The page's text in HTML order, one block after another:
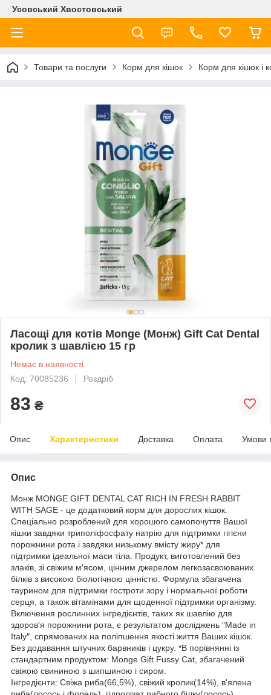
Усовський Хвостовський
Товари та послуги Корм для кішок Корм для кішок і
Ласощі для котів Monge (Монж) Gift Cat Dental
кролик з шавлією 15 гр
Немає в наявності
Код: 70085236
Роздріб
83 ₴
Опис Характеристики Доставка Оплата Умови
Опис
Монж MONGE GIFT DENTAL CAT RICH IN FRESH RABBIT
WITH SAGE - це додатковий корм для дорослих кішок.
Спеціально розроблений для хорошого самопочуття Вашої
кішки завдяки триполіфосфату натрію для підтримки гігієни
порожнини рота і завдяки низькому вмісту жиру* для
підтримки ідеальної маси тіла. Продукт, виготовлений без
злаків, зі свіжим м′ясом, цінним джерелом легкозасвоюваних
білків з високою біологічною цінністю. Формула збагачена
таурином для підтримки гостроти зору і нормальної роботи
серця, а також вітамінами для щоденної підтримки організму.
Включення рослинних інгредієнтів, таких як шавлію для
здоров′я порожнини рота, є результатом досліджень ″Made in
Italy″, спрямованих на поліпшення якості життя Ваших кішок.
Без додавання штучних барвників і цукру. *В порівнянні із
стандартним продуктом: Monge Gift Fussy Cat, збагачений
свіжою свининою з шипшиною і сиром.
Інгредієнти: Свіжа риба(66,5%), свіжий кролик(14%), в'ялена